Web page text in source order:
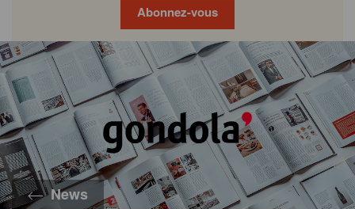
Abonnez-vous
News
Gondola
academy
Gondola
society